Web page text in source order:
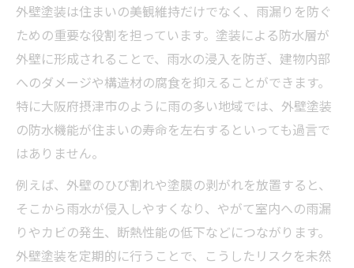
雨漏りしやすい部分と外壁塗装の工夫
外壁塗装後の点検で安心を維持する方法
外壁塗装が快適な住環境に与える影響
外壁塗装と屋根の連携がもたらす防水効果
費用を抑えた外壁塗装の選び方徹底解説
外壁塗装の費用を抑える見積もり比較のコ
ツ
外壁塗装で無駄な出費を防ぐポイント
外壁塗装費用と仕上がりのバランスを考え
る
外壁塗装は住まいの美観維持だけでなく、雨漏りを防ぐ
ための重要な役割を担っています。塗装による防水層が
外壁に形成されることで、雨水の浸入を防ぎ、建物内部
へのダメージや構造材の腐食を抑えることができます。
特に大阪府摂津市のように雨の多い地域では、外壁塗装
の防水機能が住まいの寿命を左右するといっても過言で
はありません。
例えば、外壁のひび割れや塗膜の剥がれを放置すると、
そこから雨水が侵入しやすくなり、やがて室内への雨漏
りやカビの発生、断熱性能の低下などにつながります。
外壁塗装を定期的に行うことで、こうしたリスクを未然